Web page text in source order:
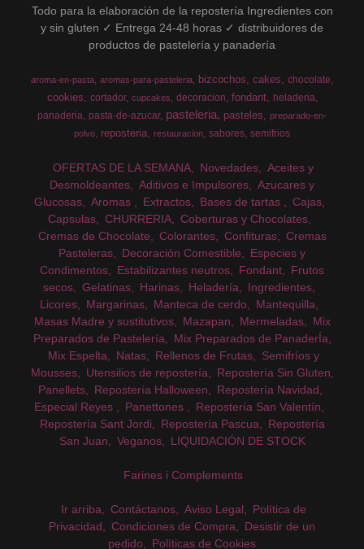
Todo para la elaboración de la repostería Ingredientes con
y sin gluten ✓ Entrega 24-48 horas ✓ distribuidores de
productos de pastelería y panadería
aroma-en-pasta aromas-para-pasteleria bizcochos cakes chocolate
cookies cortador cupcakes decoracion fondant
heladeria
panaderia pasta-de-azucar pasteleria pasteles
preparado-en-
polvo
reposteria restauracion sabores semifrios
OFERTAS DE LA SEMANA Novedades
Aceites y
Desmoldeantes
Aditivos e Impulsores
Azucares y
Glucosas
Aromas Extractos Bases de tartas
Cajas
Capsulas
CHURRERIA
Coberturas y Chocolates
Cremas de Chocolate
Colorantes Confituras
Cremas
Pasteleras
Decoración Comestible
Especies y
Condimentos
Estabilizantes neutros Fondant
Frutos
secos
Gelatinas Harinas Heladería
Ingredientes
Licores
Margarinas Manteca de cerdo
Mantequilla
Masas Madre y sustitutivos
Mazapan Mermeladas
Mix
Preparados de Pastelería
Mix Preparados de PanaderÍa
Mix Espelta
Natas Rellenos de Frutas
Semifríos y
Mousses
Utensilios de repostería
Repostería Sin Gluten
Panellets
Repostería Halloween
Repostería Navidad
Especial Reyes
Panettones
Repostería San Valentín
Repostería Sant Jordi
Repostería Pascua
Repostería
San Juan
Veganos LIQUIDACIÓN DE STOCK
Farines i Complements
Ir arriba Contáctanos Aviso Legal
Política de
Privacidad
Condiciones de Compra
Desistir de un
pedido
Políticas de Cookies